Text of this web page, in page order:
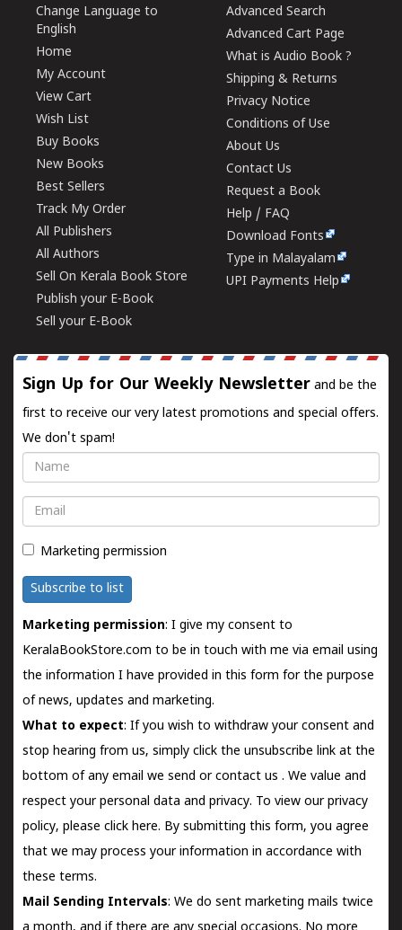
Change Language to
English
Home
My Account
View Cart
Wish List
Buy Books
New Books
Best Sellers
Track My Order
All Publishers
All Authors
Sell On Kerala Book Store
Publish your E-Book
Sell your E-Book
Advanced Search
Advanced Cart Page
What is Audio Book ?
Shipping & Returns
Privacy Notice
Conditions of Use
About Us
Contact Us
Request a Book
Help / FAQ
Download Fonts
Type in Malayalam
UPI Payments Help
Sign Up for Our Weekly Newsletter and be the
first to receive our very latest promotions and special offers.
We don't spam!
Name
Email
Marketing permission
Subscribe to list
Marketing permission: I give my consent to
KeralaBookStore.com to be in touch with me via email using
the information I have provided in this form for the purpose
of news, updates and marketing.
What to expect: If you wish to withdraw your consent and
stop hearing from us, simply click the unsubscribe link at the
bottom of any email we send orcontact us . We value and
respect your personal data and privacy. To view our privacy
policy, please click here. By submitting this form, you agree
that we may process your information in accordance with
these terms.
Mail Sending Intervals: We do sent marketing mails twice